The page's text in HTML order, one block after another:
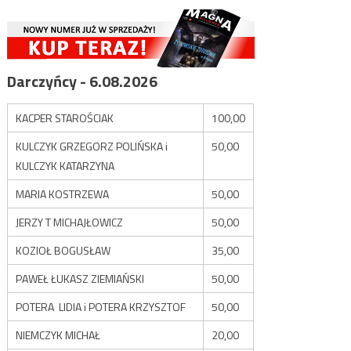
Darczyńcy - 6.08.2026
KACPER STAROŚCIAK
100,00
KULCZYK GRZEGORZ POLIŃSKA i
KULCZYK KATARZYNA
50,00
MARIA KOSTRZEWA
50,00
JERZY T MICHAJŁOWICZ
50,00
KOZIOŁ BOGUSŁAW
35,00
PAWEŁ ŁUKASZ ZIEMIAŃSKI
50,00
POTERA LIDIA i POTERA KRZYSZTOF
50,00
NIEMCZYK MICHAŁ
20,00